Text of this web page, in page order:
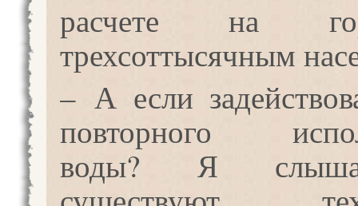
расчете на
трехсоттысячным
– А если
повторного
воды? Я